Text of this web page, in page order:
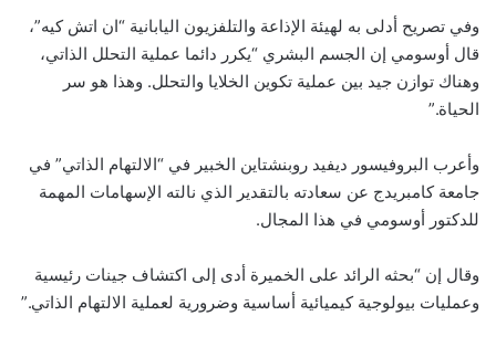
وفي تصريح أدلى به لهيئة الإذاعة والتلفزيون اليابانية “ان اتش كيه”،
قال أوسومي إن الجسم البشري “يكرر دائما عملية التحلل الذاتي،
وهناك توازن جيد بين عملية تكوين الخلايا والتحلل. وهذا هو سر
الحياة.”
وأعرب البروفيسور ديفيد روبنشتاين الخبير في “الالتهام الذاتي” في
جامعة كامبريدج عن سعادته بالتقدير الذي نالته الإسهامات المهمة
للدكتور أوسومي في هذا المجال.
وقال إن “بحثه الرائد على الخميرة أدى إلى اكتشاف جينات رئيسية
وعمليات بيولوجية كيميائية أساسية وضرورية لعملية الالتهام الذاتي.”